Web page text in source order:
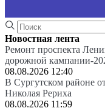
Новостная лента
Ремонт проспекта
дорожной кампании-
08.08.2026 12:40
В Сургутском районе
Николая Рериха
08.08.2026 11:59